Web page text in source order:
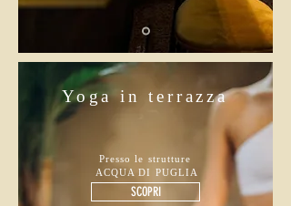
Yoga in terrazza
Presso le strutture
ACQUA DI PUGLIA
SCOPRI